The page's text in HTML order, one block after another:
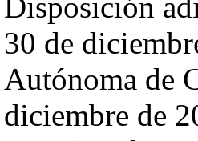
30 de
Autónoma de
diciembre de